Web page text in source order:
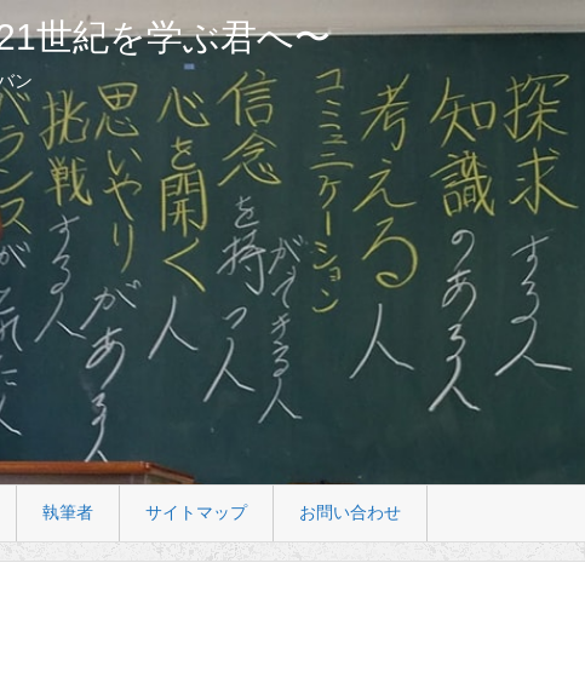
世紀を学ぶ君へ〜
ン
執筆者 サイトマップ お問い合わせ